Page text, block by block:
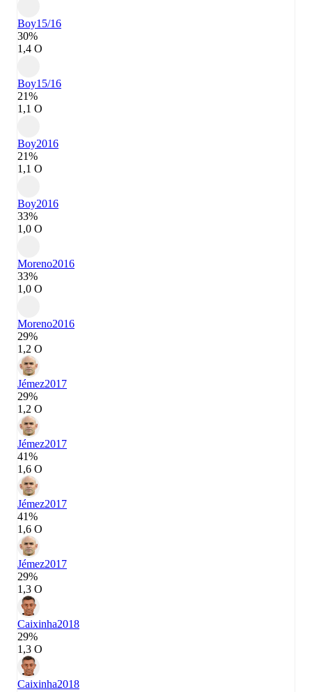
Boy15/16
30%
1,4 О
Boy15/16
21%
1,1 О
Boy2016
21%
1,1 О
Boy2016
33%
1,0 О
Moreno2016
33%
1,0 О
Moreno2016
29%
1,2 О
Jémez2017
29%
1,2 О
Jémez2017
41%
1,6 О
Jémez2017
41%
1,6 О
Jémez2017
29%
1,3 О
Caixinha2018
29%
1,3 О
Caixinha2018